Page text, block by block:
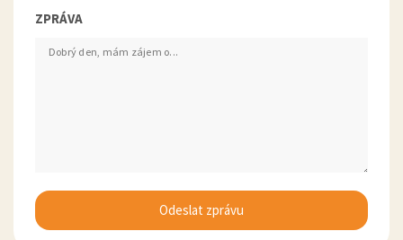
ZPRÁVA